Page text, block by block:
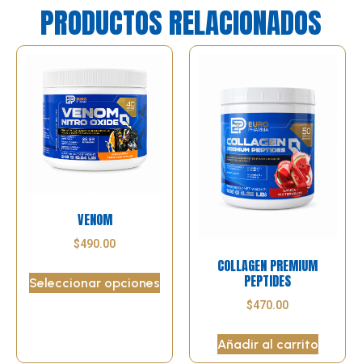
PRODUCTOS RELACIONADOS
VENOM
$490.00
Seleccionar opciones
COLLAGEN PREMIUM
PEPTIDES
$470.00
Añadir al carrito